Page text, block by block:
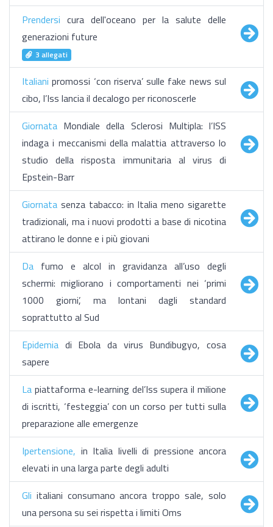
Prendersi cura dell'oceano per la salute delle
generazioni future
3 allegati
Italiani promossi ‘con riserva’ sulle fake news sul
cibo, l’Iss lancia il decalogo per riconoscerle
Giornata Mondiale della Sclerosi Multipla: l’ISS
indaga i meccanismi della malattia attraverso lo
studio della risposta immunitaria al virus di
Epstein-Barr
Giornata senza tabacco: in Italia meno sigarette
tradizionali, ma i nuovi prodotti a base di nicotina
attirano le donne e i più giovani
Da fumo e alcol in gravidanza all’uso degli
schermi: migliorano i comportamenti nei ‘primi
1000 giorni’, ma lontani dagli standard
soprattutto al Sud
Epidemia di Ebola da virus Bundibugyo, cosa
sapere
La piattaforma e-learning del’Iss supera il milione
di iscritti, ‘festeggia’ con un corso per tutti sulla
preparazione alle emergenze
Ipertensione, in Italia livelli di pressione ancora
elevati in una larga parte degli adulti
Gli italiani consumano ancora troppo sale, solo
una persona su sei rispetta i limiti Oms